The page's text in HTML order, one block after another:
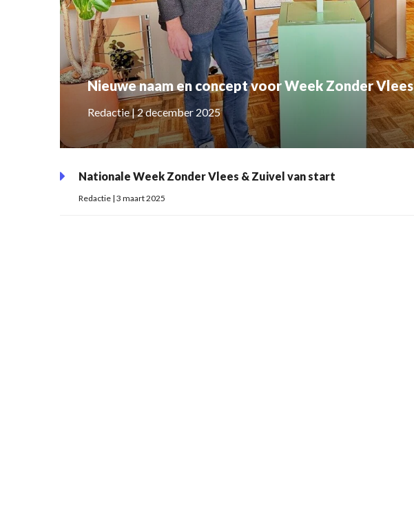
Nieuwe naam en concept voor Week Zonder Vlees
Redactie | 2 december 2025
Nationale Week Zonder Vlees & Zuivel van start
Redactie | 3 maart 2025